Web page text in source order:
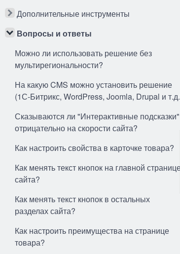
Дополнительные инструменты
Вопросы и ответы
Можно ли использовать решение без
мультирегиональности?
На какую CMS можно установить решение
(1С-Битрикс, WordPress, Joomla, Drupal и
Сказываются ли "Интерактивные подсказки"
отрицательно на скорости сайта?
Как настроить свойства в карточке товара?
Как менять текст кнопок на главной странице
сайта?
Как менять текст кнопок в остальных
разделах сайта?
Как настроить преимущества на странице
товара?